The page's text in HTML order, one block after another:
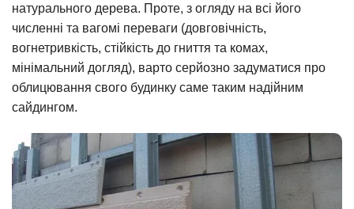
натурального дерева. Проте, з огляду на всі його
численні та вагомі переваги (довговічність,
вогнетривкість, стійкість до гниття та комах,
мінімальний догляд), варто серйозно задуматися про
облицювання свого будинку саме таким надійним
сайдингом.